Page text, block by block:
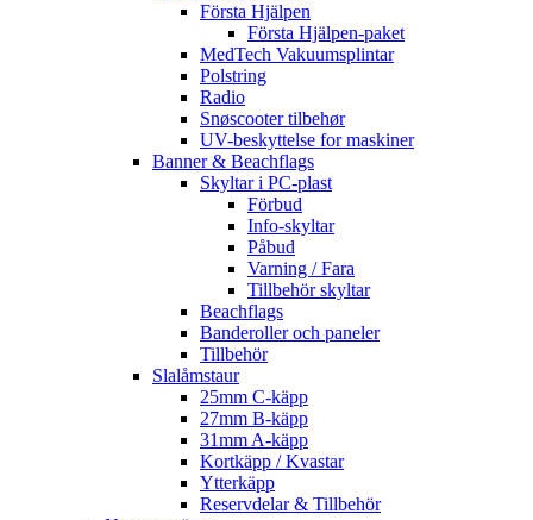
Första Hjälpen
Första Hjälpen-paket
MedTech Vakuumsplintar
Polstring
Radio
Snøscooter tilbehør
UV-beskyttelse for maskiner
Banner & Beachflags
Skyltar i PC-plast
Förbud
Info-skyltar
Påbud
Varning / Fara
Tillbehör skyltar
Beachflags
Banderoller och paneler
Tillbehör
Slalåmstaur
25mm C-käpp
27mm B-käpp
31mm A-käpp
Kortkäpp / Kvastar
Ytterkäpp
Reservdelar & Tillbehör